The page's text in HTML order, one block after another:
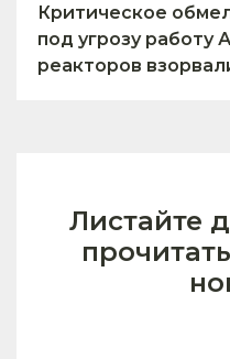
Критическое
под угрозу работу
реакторов
Листайте